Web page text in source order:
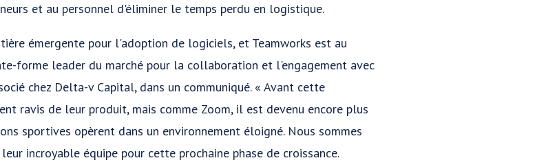
et au personnel d'éliminer le temps perdu en logistique.
émergente pour l'adoption de logiciels, et Teamworks est au
forme leader du marché pour la collaboration et l'engagement avec
chez Delta-v Capital, dans un communiqué. « Avant cette
ravis de leur produit, mais comme Zoom, il est devenu encore plus
sportives opèrent dans un environnement éloigné. Nous sommes
incroyable équipe pour cette prochaine phase de croissance.